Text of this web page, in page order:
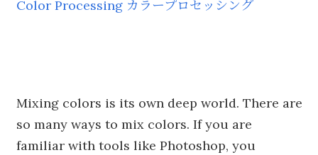
Color Processing カラープロセッシング
Mixing colors is its own deep world. There are
so many ways to mix colors. If you are
familiar with tools like Photoshop, you